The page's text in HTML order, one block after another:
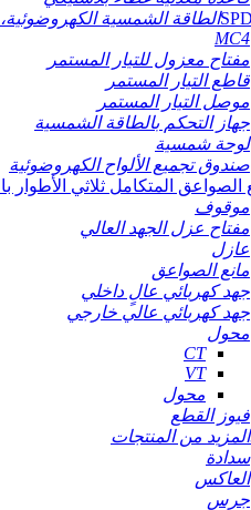
الطاقة الشمسية الكهروضوئية،
MC4
مفتاح معزول للتيار المستمر
قاطع التيار المستمر
موصل التيار المستمر
جهاز التحكم بالطاقة الشمسية
لوحة شمسية
صندوق تجميع الألواح الكهروضوئية
موقوف
مفتاح عزل الجهد العالي
عازل
مانع الصواعق
جهد كهربائي عالٍ داخلي
جهد كهربائي عالي خارجي
محول
CT
VT
محول
فيوز القطع
المزيد من المنتجات
سدادة
العاكس
جرس